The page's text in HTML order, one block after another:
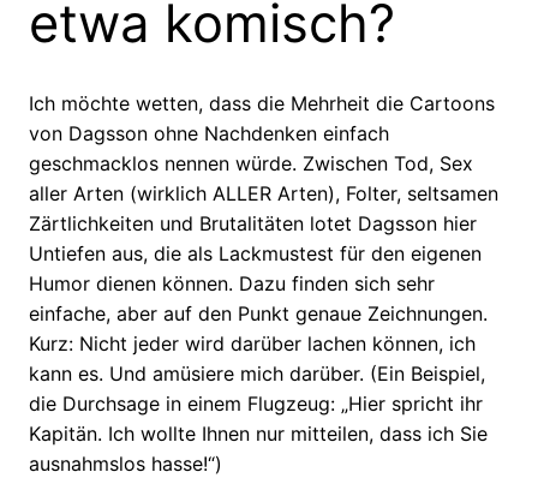
etwa komisch?
Ich möchte wetten, dass die Mehrheit die Cartoons
von Dagsson ohne Nachdenken einfach
geschmacklos nennen würde. Zwischen Tod, Sex
aller Arten (wirklich ALLER Arten), Folter, seltsamen
Zärtlichkeiten und Brutalitäten lotet Dagsson hier
Untiefen aus, die als Lackmustest für den eigenen
Humor dienen können. Dazu finden sich sehr
einfache, aber auf den Punkt genaue Zeichnungen.
Kurz: Nicht jeder wird darüber lachen können, ich
kann es. Und amüsiere mich darüber. (Ein Beispiel,
die Durchsage in einem Flugzeug: „Hier spricht ihr
Kapitän. Ich wollte Ihnen nur mitteilen, dass ich Sie
ausnahmslos hasse!“)